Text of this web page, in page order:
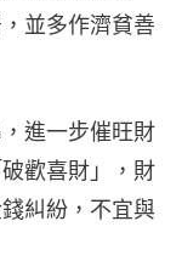
並多作濟貧善
進一步催旺財
歡喜財」，財
糾紛，不宜與